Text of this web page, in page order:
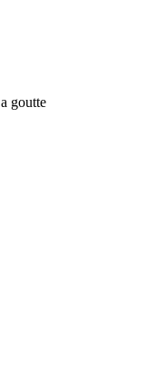
goutte